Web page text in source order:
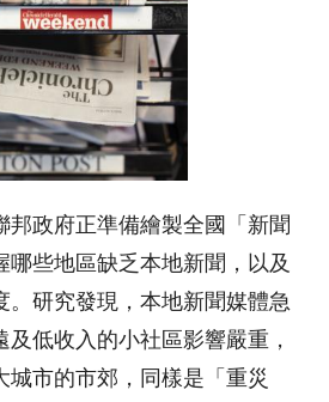
邦政府正準備繪製全國「新聞
哪些地區缺乏本地新聞，以及
。研究發現，本地新聞媒體急
低收入的小社區影響嚴重，
城市的市郊，同樣是「重災